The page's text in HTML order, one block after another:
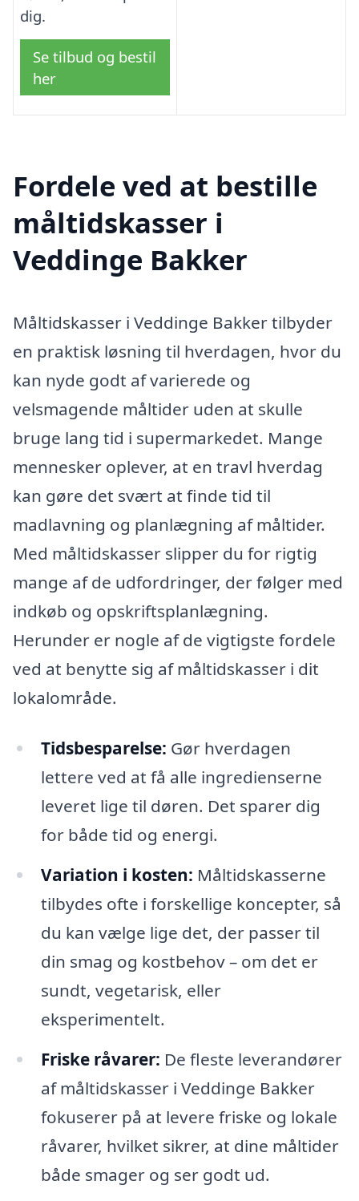
dig.
Se tilbud og bestil
her
Fordele ved at bestille
måltidskasser i
Veddinge Bakker
Måltidskasser i Veddinge Bakker tilbyder
en praktisk løsning til hverdagen, hvor du
kan nyde godt af varierede og
velsmagende måltider uden at skulle
bruge lang tid i supermarkedet. Mange
mennesker oplever, at en travl hverdag
kan gøre det svært at finde tid til
madlavning og planlægning af måltider.
Med måltidskasser slipper du for rigtig
mange af de udfordringer, der følger med
indkøb og opskriftsplanlægning.
Herunder er nogle af de vigtigste fordele
ved at benytte sig af måltidskasser i dit
lokalområde.
Tidsbesparelse: Gør hverdagen
lettere ved at få alle ingredienserne
leveret lige til døren. Det sparer dig
for både tid og energi.
Variation i kosten: Måltidskasserne
tilbydes ofte i forskellige koncepter, så
du kan vælge lige det, der passer til
din smag og kostbehov – om det er
sundt, vegetarisk, eller
eksperimentelt.
Friske råvarer: De fleste leverandører
af måltidskasser i Veddinge Bakker
fokuserer på at levere friske og lokale
råvarer, hvilket sikrer, at dine måltider
både smager og ser godt ud.